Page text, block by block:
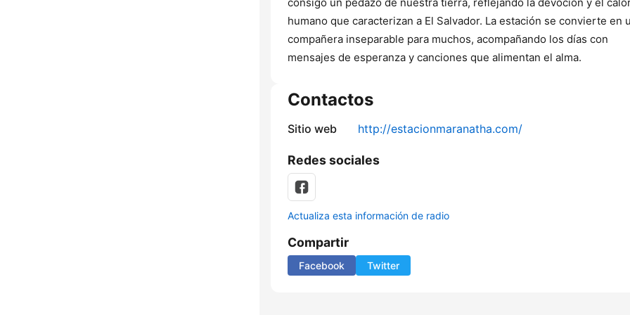
consigo un pedazo de nuestra tierra, reflejando la devoción y el
humano que caracterizan a El Salvador. La estación se convierte en
compañera inseparable para muchos, acompañando los días con
mensajes de esperanza y canciones que alimentan el alma.
Contactos
Sitio web http://estacionmaranatha.com/
Redes sociales
Actualiza esta información de radio
Compartir
Facebook Twitter